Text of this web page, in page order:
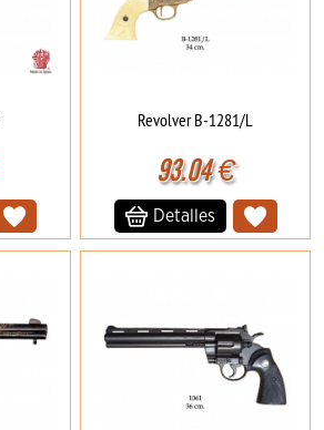
Revolver B-1281/L
93.04€
Detalles